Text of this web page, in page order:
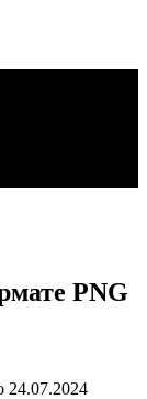
PNG
24.07.2024